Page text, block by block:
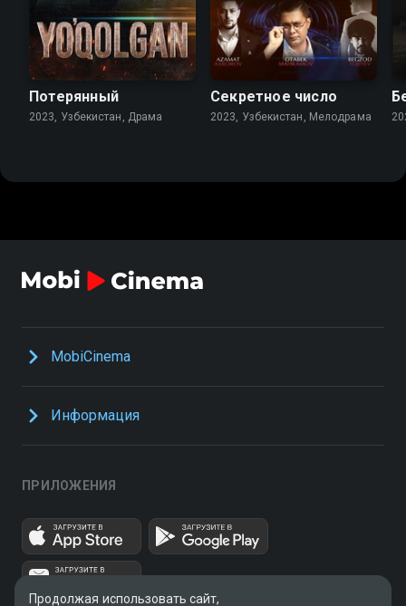
Потерянный
2023, Узбекистан, Драма
Секретное число
2023, Узбекистан, Мелодрама
MobiCinema
Информация
ПРИЛОЖЕНИЯ
Продолжая использовать сайт,